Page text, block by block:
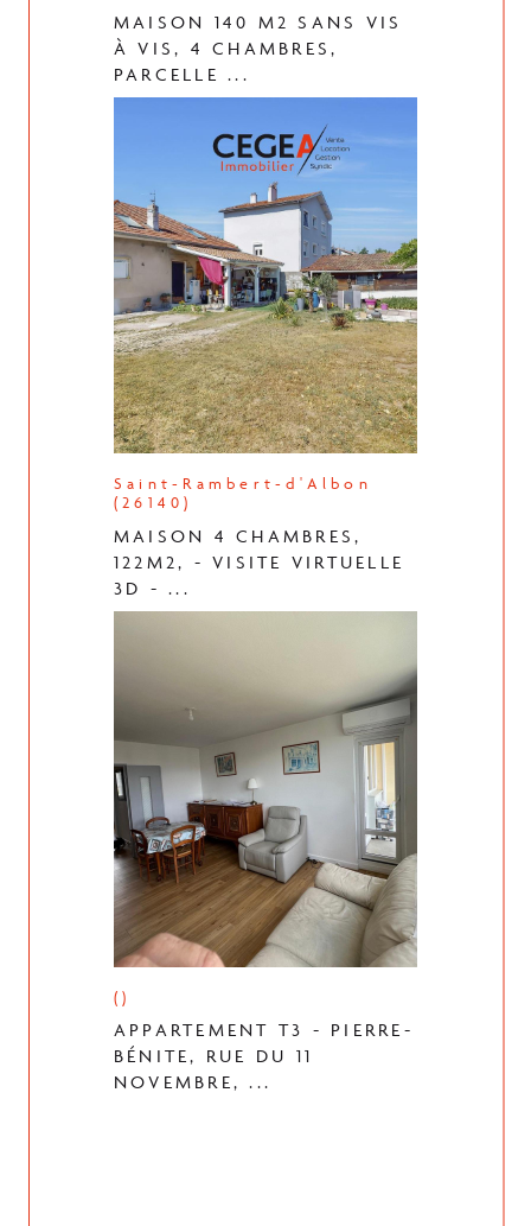
MAISON 140 M2 SANS VIS
À VIS, 4 CHAMBRES,
PARCELLE ...
Saint-Rambert-d'Albon
(26140)
MAISON 4 CHAMBRES,
122M2, - VISITE VIRTUELLE
3D - ...
()
APPARTEMENT T3 - PIERRE-
BÉNITE, RUE DU 11
NOVEMBRE, ...